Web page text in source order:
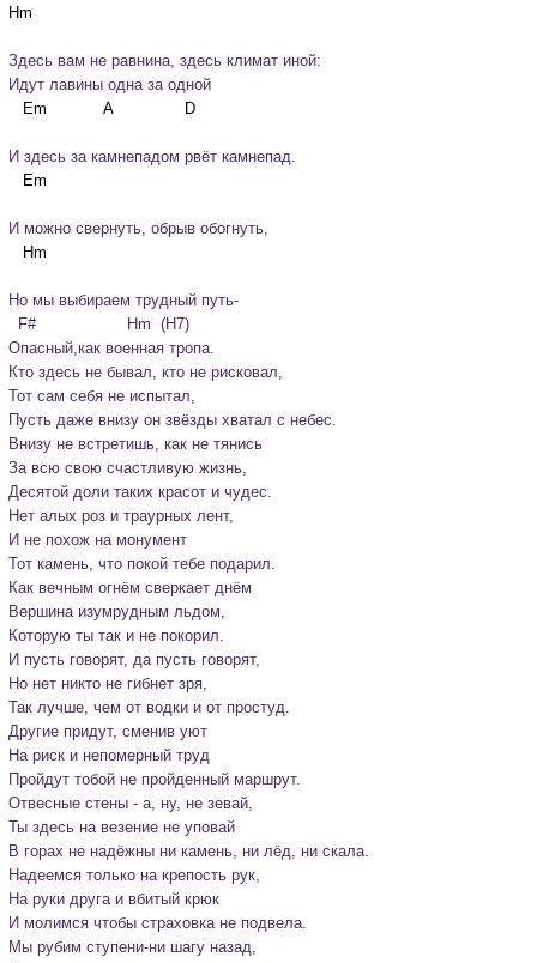
Здесь вам не равнина, здесь климат иной:
Идут лавины одна за одной
И здесь за камнепадом рвёт камнепад.
И можно свернуть, обрыв обогнуть,
Но мы выбираем трудный путь-
Опасный,как военная тропа.
Кто здесь не бывал, кто не рисковал,
Тот сам себя не испытал,
Пусть даже внизу он звёзды хватал с небес.
Внизу не встретишь, как не тянись
За всю свою счастливую жизнь,
Десятой доли таких красот и чудес.
Нет алых роз и траурных лент,
И не похож на монумент
Тот камень, что покой тебе подарил.
Как вечным огнём сверкает днём
Вершина изумрудным льдом,
Которую ты так и не покорил.
И пусть говорят, да пусть говорят,
Но нет никто не гибнет зря,
Так лучше, чем от водки и от простуд.
Другие придут, сменив уют
На риск и непомерный труд
Пройдут тобой не пройденный маршрут.
Отвесные стены - а, ну, не зевай,
Ты здесь на везение не уповай
В горах не надёжны ни камень, ни лёд, ни скала.
Надеемся только на крепость рук,
На руки друга и вбитый крюк
И молимся чтобы страховка не подвела.
Мы рубим ступени-ни шагу назад,